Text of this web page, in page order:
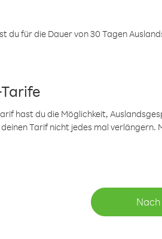
du für die Dauer von 30 Tagen
hast du die Möglichkeit,
Tarif nicht jedes mal